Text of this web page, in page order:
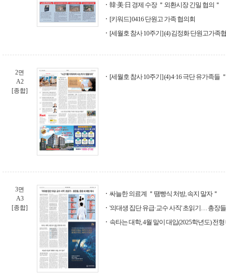
韓·美·日 경제 수장 ＂외환시장 긴밀 협의＂
[키워드] 0416 단원고 가족 협의회
[세월호 참사 10주기] (4) 김정화 단원고가족
2면
A2
[종합]
[세월호 참사 10주기] (4) 4·16 극단 유가족들
3면
A3
[종합]
싸늘한 의료계 ＂땜빵식 처방, 속지 말자＂
'의대생 집단 유급·교수 사직' 초읽기… 총장
속타는 대학, 4월 말이 대입(2025학년도) 전